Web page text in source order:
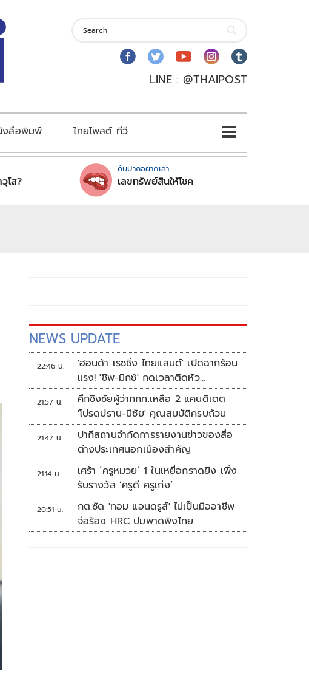
LINE : @THAIPOST
งสือพิมพ์ ไทยโพสต์ ทีวี
โส?
คันปากอยากเล่า
เลขทรัพย์สินให้โชค
NEWS UPDATE
22:46 น.
'ฮอนด้า เรซซิ่ง ไทยแลนด์' เปิดฉากร้อน
แรง! 'ชิพ-มิกซ์' กดเวลาติดหัว
แถว ARRC สนาม 4 ที่มัลดาลิกา
21:57 น.
ศึกชิงชัยผู้ว่ากกท.เหลือ 2 แคนดิเดต
'โปรดปราน-มีชัย' คุณสมบัติครบถ้วน
21:47 น.
ปากีสถานจำกัดการรายงานข่าวของสื่อ
ต่างประเทศนอกเมืองสำคัญ
21:14 น.
เศร้า ‘ครูหมวย’ 1 ในเหยื่อกราดยิง เพิ่ง
รับรางวัล ‘ครูดี ครูเก่ง’
20:51 น.
กต.ซัด 'ทอม แอนดรูส์' ไม่เป็นมืออาชีพ
จ่อร้อง HRC ปมพาดพิงไทย